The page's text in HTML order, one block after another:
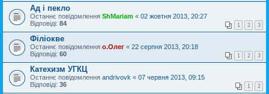
Ад і пекло
Останнє повідомлення ShMariam « 02 жовтня 2013, 20:27
Відповіді: 84 1 2 3
Філіокве
Останнє повідомлення о.Олег « 22 серпня 2013, 20:18
Відповіді: 60 1 2 3
Катехизм УГКЦ
Останнє повідомлення andrivovk « 07 червня 2013, 09:15
Відповіді: 36 1 2